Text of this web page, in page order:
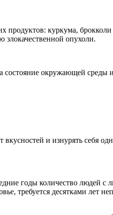
продуктов: куркума,
опухоли.
состояние окружающей среды
вкусностей и изнурять себя
годы количество людей с
требуется десятками лет